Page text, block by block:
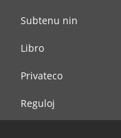
Subtenu nin
Libro
Privateco
Reguloj